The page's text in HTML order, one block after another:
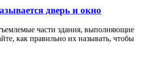
дверь и окно
части здания, выполняющие
как правильно их называть, чтобы